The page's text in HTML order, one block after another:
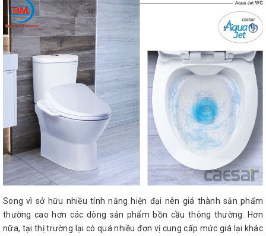
Song vì sở hữu nhiều tính năng hiện đại nên giá thành sản phẩm
thường cao hơn các dòng sản phẩm bồn cầu thông thường. Hơn
nữa, tại thị trường lại có quá nhiều đơn vị cung cấp mức giá lại khác